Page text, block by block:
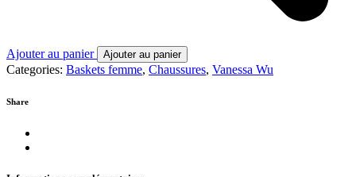
Ajouter au panier Ajouter au panier
Categories: Baskets femme, Chaussures, Vanessa Wu
Share